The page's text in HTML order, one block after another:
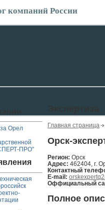
компаний России
Орел
ПРО"
Главная страница
Орск-
Регион: Орск
Адрес: 462404, г.
Контактный
E-mail:
Оффициальный
Полное